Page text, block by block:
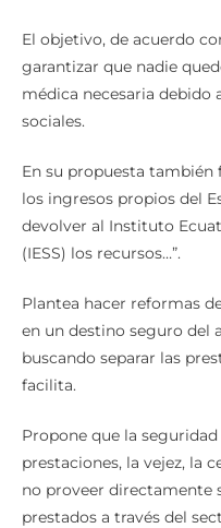
El objetivo, de acuerdo
garantizar que nadie
médica necesaria debido
sociales.
En su propuesta también
los ingresos propios del
devolver al Instituto
(IESS) los recursos…”.
Plantea hacer reformas
en un destino seguro del
buscando separar las
facilita.
Propone que la
prestaciones, la vejez, la
no proveer directamente
prestados a través del